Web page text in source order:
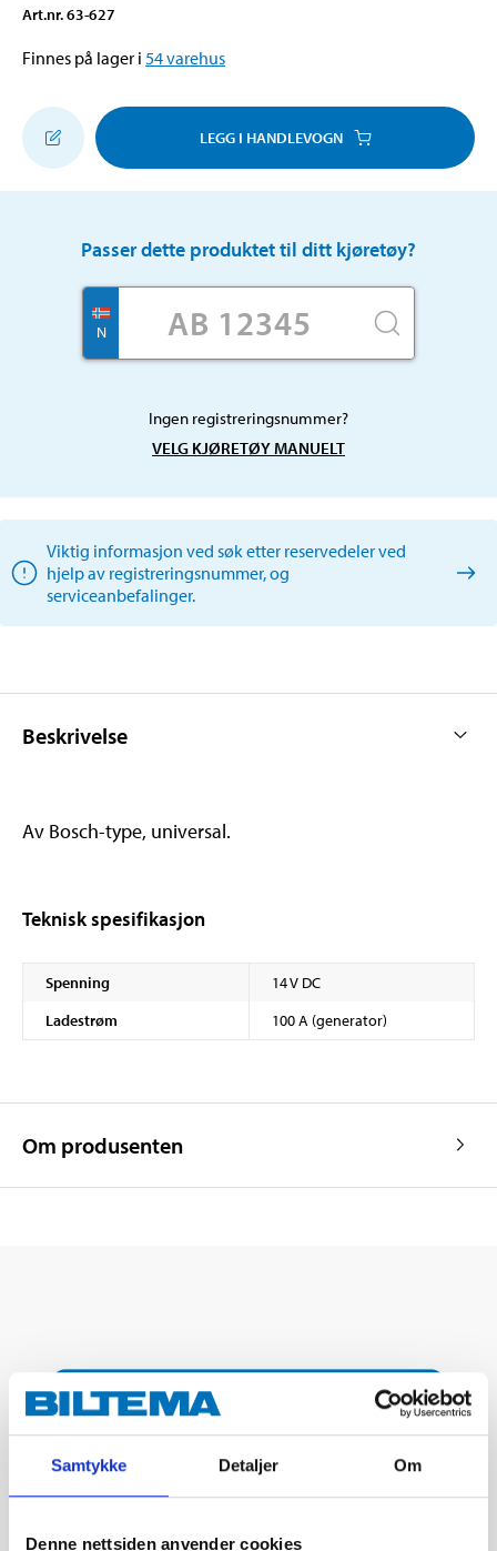
Samtykke Detaljer Om
Denne nettsiden anvender cookies
Art.nr.63-627
Finnes på lager i 54varehus
LEGG I HANDLEVOGN
Passer dette produktet til ditt kjøretøy?
N
Ingen registreringsnummer?
VELG KJØRETØY MANUELT
Viktig informasjon ved søk etter reservedeler ved
hjelp av registreringsnummer, og
serviceanbefalinger.
Beskrivelse
Av Bosch-type, universal.
Teknisk spesifikasjon
Spenning
14 V DC
Ladestrøm
100 A (generator)
Om produsenten